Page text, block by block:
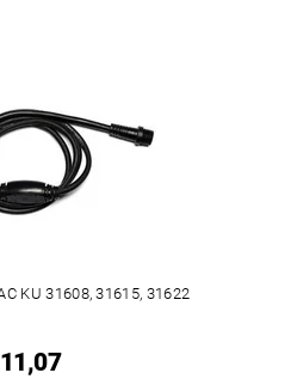
KU 31608, 31615, 31622